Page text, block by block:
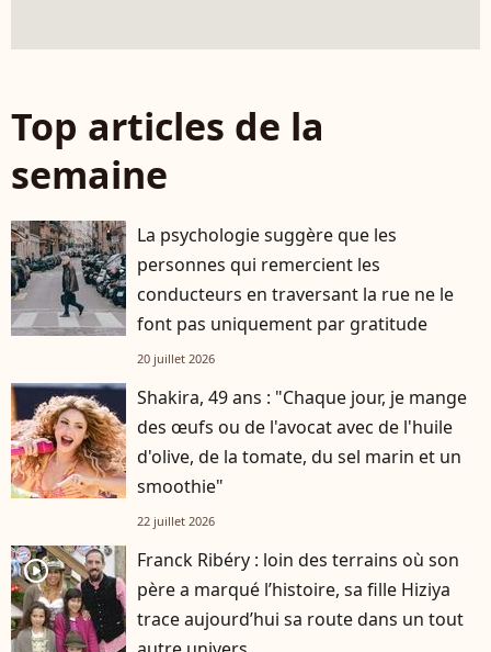
Top articles de la
semaine
La psychologie suggère que les
personnes qui remercient les
conducteurs en traversant la rue ne le
font pas uniquement par gratitude
20 juillet 2026
Shakira, 49 ans : "Chaque jour, je mange
des œufs ou de l'avocat avec de l'huile
d'olive, de la tomate, du sel marin et un
smoothie"
22 juillet 2026
player2
Franck Ribéry : loin des terrains où son
père a marqué l’histoire, sa fille Hiziya
trace aujourd’hui sa route dans un tout